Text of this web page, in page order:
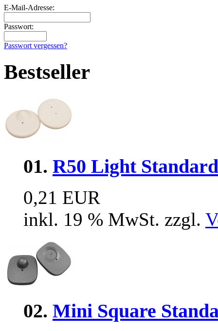
E-Mail-Adresse:
Passwort:
Passwort vergessen?
Bestseller
01. R50 Light
0,21 EUR
inkl. 19 % MwSt. zzgl.
02. Mini Square